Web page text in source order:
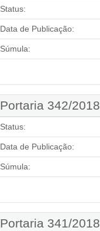
Status:
Data de Publicação:
Súmula:
Portaria 342/2018
Status:
Data de Publicação:
Súmula:
Portaria 341/2018